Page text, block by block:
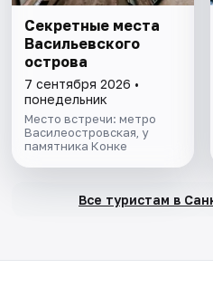
Секретные места
Васильевского
острова
7 сентября 2026 •
понедельник
Место встречи: метро
Василеостровская, у
памятника Конке
Все туристам в